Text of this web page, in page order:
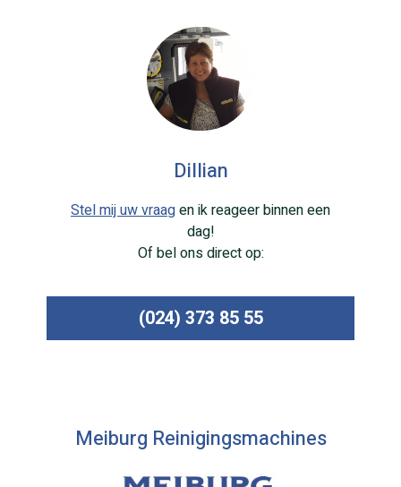
Dillian
Stel mij uw vraagen ik reageer binnen een
dag!
Of bel ons direct op:
(024) 373 85 55
Meiburg Reinigingsmachines